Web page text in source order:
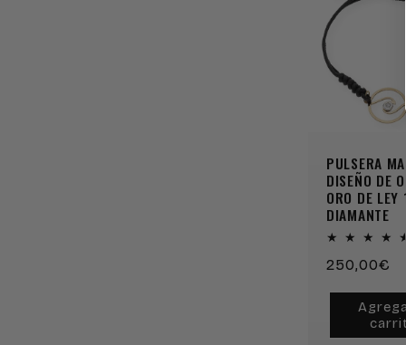
PULSERA
DISEÑO DE
ORO DE LEY
DIAMANTE
Precio
250,00€